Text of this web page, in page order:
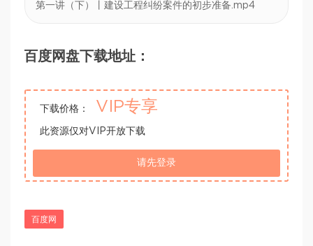
第一讲（下）丨建设工程纠纷案件的初步准备.mp4
百度网盘下载地址：
下载价格： VIP专享
此资源仅对VIP开放下载
请先登录
百度网